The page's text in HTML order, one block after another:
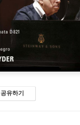
공유하기